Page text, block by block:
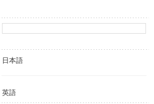
日本語
英語